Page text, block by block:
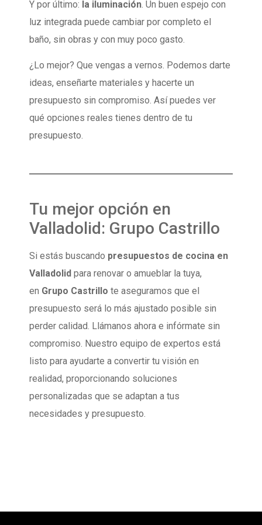
Y por último: la iluminación. Un buen espejo con
luz integrada puede cambiar por completo el
baño, sin obras y con muy poco gasto.
¿Lo mejor? Que vengas a vernos. Podemos darte
ideas, enseñarte materiales y hacerte un
presupuesto sin compromiso. Así puedes ver
qué opciones reales tienes dentro de tu
presupuesto.
Tu mejor opción en
Valladolid: Grupo Castrillo
Si estás buscando presupuestos de cocina en
Valladolid para renovar o amueblar la tuya,
en Grupo Castrillo te aseguramos que el
presupuesto será lo más ajustado posible sin
perder calidad. Llámanos ahora e infórmate sin
compromiso. Nuestro equipo de expertos está
listo para ayudarte a convertir tu visión en
realidad, proporcionando soluciones
personalizadas que se adaptan a tus
necesidades y presupuesto.